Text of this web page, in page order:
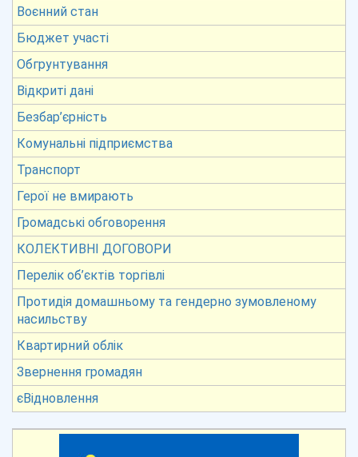
Воєнний стан
Бюджет участі
Обгрунтування
Відкриті дані
Безбар’єрність
Комунальні підприємства
Транспорт
Герої не вмирають
Громадські обговорення
КОЛЕКТИВНІ ДОГОВОРИ
Перелік об’єктів торгівлі
Протидія домашньому та гендерно зумовленому
насильству
Квартирний облік
Звернення громадян
єВідновлення